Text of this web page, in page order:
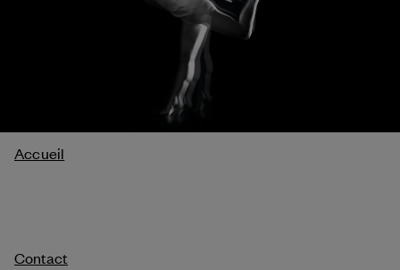
Fil
Accueil
Contact